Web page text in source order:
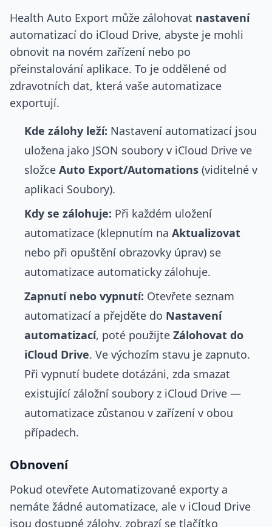
Health Auto Export může zálohovat nastavení
automatizací do iCloud Drive, abyste je mohli
obnovit na novém zařízení nebo po
přeinstalování aplikace. To je oddělené od
zdravotních dat, která vaše automatizace
exportují.
Kde zálohy leží: Nastavení automatizací jsou
uložena jako JSON soubory v iCloud Drive ve
složce Auto Export/Automations (viditelné v
aplikaci Soubory).
Kdy se zálohuje: Při každém uložení
automatizace (klepnutím na Aktualizovat
nebo při opuštění obrazovky úprav) se
automatizace automaticky zálohuje.
Zapnutí nebo vypnutí: Otevřete seznam
automatizací a přejděte do Nastavení
automatizací, poté použijte Zálohovat do
iCloud Drive. Ve výchozím stavu je zapnuto.
Při vypnutí budete dotázáni, zda smazat
existující záložní soubory z iCloud Drive —
automatizace zůstanou v zařízení v obou
případech.
Obnovení
Pokud otevřete Automatizované exporty a
nemáte žádné automatizace, ale v iCloud Drive
jsou dostupné zálohy, zobrazí se tlačítko